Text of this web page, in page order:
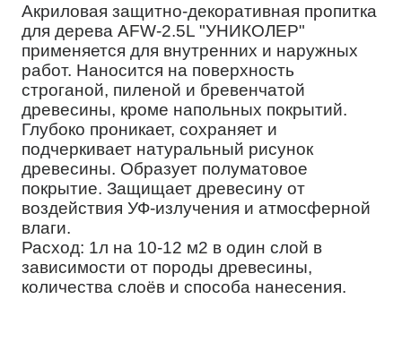
Акриловая защитно-декоративная пропитка
для дерева AFW-2.5L "УНИКОЛЕР"
применяется для внутренних и наружных
работ. Наносится на поверхность
строганой, пиленой и бревенчатой
древесины, кроме напольных покрытий.
Глубоко проникает, сохраняет и
подчеркивает натуральный рисунок
древесины. Образует полуматовое
покрытие. Защищает древесину от
воздействия УФ-излучения и атмосферной
влаги.
Расход: 1л на 10-12 м2 в один слой в
зависимости от породы древесины,
количества слоёв и способа нанесения.